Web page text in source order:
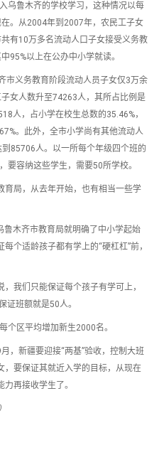
乌鲁木齐的学校学习，这种情况以每
。从2004年到2007年，农民工子女
有10万多名流动人口子女接受义务教
95%以上在公办中小学就读。
市义务教育阶段流动人员子女仅3万余
女人数升至74263人，其所占比例是
人，占小学在校生总数的35.46%，
。此外，全市小学尚有其他流动人
85706人。以一所每个年级四个班的
要容纳这些学生，需要50所学校。
育局，从去年开始，也有相当一些学
木齐市教育局就明确了中小学起始
个适龄孩子都有学上的“硬杠杠”前，
我们只能保证每个孩子有学可上，
证班额就是50人。
个区平均增加新生2000名。
，新疆要迎接“两基”验收，控制大班
，要保证其就近入学的目标，从现在
再接收学生了。